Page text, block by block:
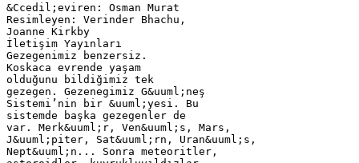
&Ccedil;eviren: Osman Murat
Resimleyen: Verinder Bhachu,
Joanne Kirkby
İletişim Yayınları
Gezegenimiz benzersiz.
Koskaca evrende yaşam
olduğunu bildiğimiz tek
gezegen. Gezenegimiz G&uuml;neş
Sistemi’nin bir &uuml;yesi. Bu
sistemde başka gezegenler de
var. Merk&uuml;r, Ven&uuml;s, Mars,
J&uuml;piter, Sat&uuml;rn, Uran&uuml;s,
Nept&uuml;n... Sonra meteoritler,